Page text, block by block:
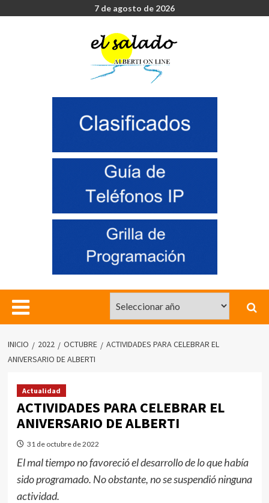
7 de agosto de 2026
INICIO 2022 OCTUBRE
ACTIVIDADES PARA CELEBRAR EL
ANIVERSARIO DE ALBERTI
Actualidad
ACTIVIDADES PARA CELEBRAR EL
ANIVERSARIO DE ALBERTI
31 de octubre de 2022
El mal tiempo no favoreció el desarrollo de lo que había
sido programado. No obstante, no se suspendió ninguna
actividad.